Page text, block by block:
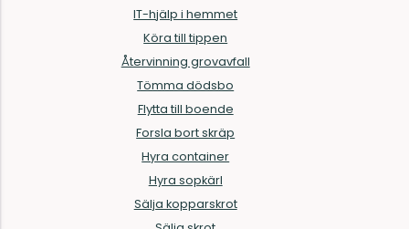
IT-hjälp i hemmet
Köra till tippen
Återvinning grovavfall
Tömma dödsbo
Flytta till boende
Forsla bort skräp
Hyra container
Hyra sopkärl
Sälja kopparskrot